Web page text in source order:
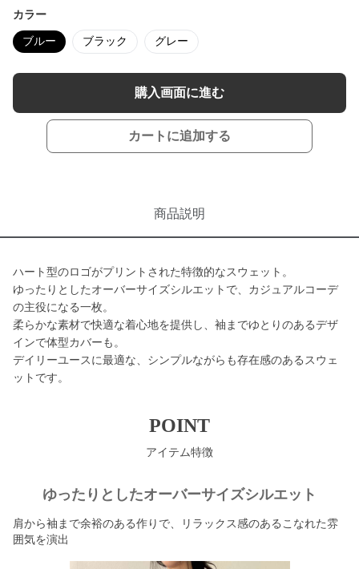
カラー
ブルー ブラック グレー
購入画面に進む
カートに追加する
商品説明
ハート型のロゴがプリントされた特徴的なスウェット。
ゆったりとしたオーバーサイズシルエットで、カジュアルコーデ
の主役になる一枚。
柔らかな素材で快適な着心地を提供し、袖までゆとりのあるデザ
インで体型カバーも。
デイリーユースに最適な、シンプルながらも存在感のあるスウェ
ットです。
POINT
アイテム特徴
ゆったりとしたオーバーサイズシルエット
肩から袖まで余裕のある作りで、リラックス感のあるこなれた雰
囲気を演出